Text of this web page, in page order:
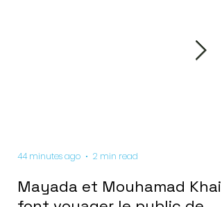
Mayada et Mouhamad
44 minutes ago 2 min read